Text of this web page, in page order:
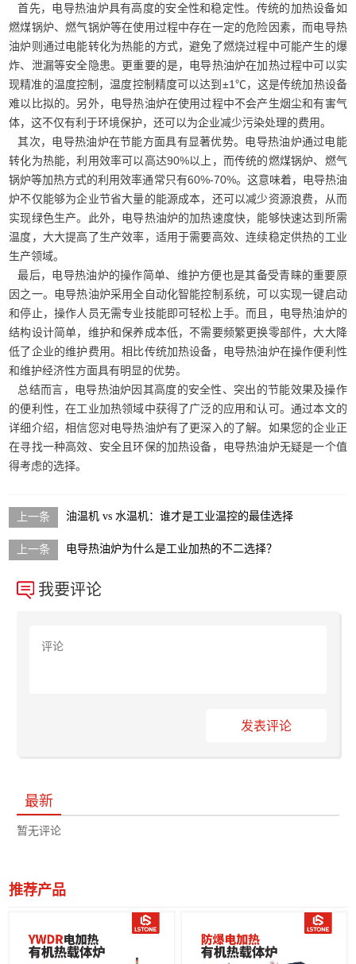
首先，电导热油炉具有高度的安全性和稳定性。传统的加热设备如
燃煤锅炉、燃气锅炉等在使用过程中存在一定的危险因素，而电导热
油炉则通过电能转化为热能的方式，避免了燃烧过程中可能产生的爆
炸、泄漏等安全隐患。更重要的是，电导热油炉在加热过程中可以实
现精准的温度控制，温度控制精度可以达到±1℃，这是传统加热设备
难以比拟的。另外，电导热油炉在使用过程中不会产生烟尘和有害气
体，这不仅有利于环境保护，还可以为企业减少污染处理的费用。
其次，电导热油炉在节能方面具有显著优势。电导热油炉通过电能
转化为热能，利用效率可以高达90%以上，而传统的燃煤锅炉、燃气
锅炉等加热方式的利用效率通常只有60%-70%。这意味着，电导热油
炉不仅能够为企业节省大量的能源成本，还可以减少资源浪费，从而
实现绿色生产。此外，电导热油炉的加热速度快，能够快速达到所需
温度，大大提高了生产效率，适用于需要高效、连续稳定供热的工业
生产领域。
最后，电导热油炉的操作简单、维护方便也是其备受青睐的重要原
因之一。电导热油炉采用全自动化智能控制系统，可以实现一键启动
和停止，操作人员无需专业技能即可轻松上手。而且，电导热油炉的
结构设计简单，维护和保养成本低，不需要频繁更换零部件，大大降
低了企业的维护费用。相比传统加热设备，电导热油炉在操作便利性
和维护经济性方面具有明显的优势。
总结而言，电导热油炉因其高度的安全性、突出的节能效果及操作
的便利性，在工业加热领域中获得了广泛的应用和认可。通过本文的
详细介绍，相信您对电导热油炉有了更深入的了解。如果您的企业正
在寻找一种高效、安全且环保的加热设备，电导热油炉无疑是一个值
得考虑的选择。
油温机 vs 水温机：谁才是工业温控的最佳选择
电导热油炉为什么是工业加热的不二选择？
我要评论
发表评论
最新
暂无评论
推荐产品